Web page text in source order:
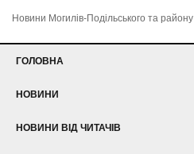
Новини Могилів-Подільського та району
ГОЛОВНА
НОВИНИ
НОВИНИ ВІД ЧИТАЧІВ